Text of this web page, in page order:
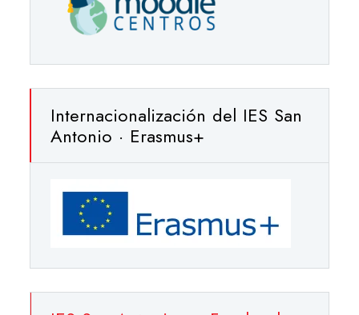
Internacionalización del IES San
Antonio · Erasmus+